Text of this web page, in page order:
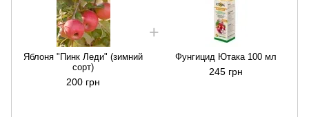
Яблоня "Пинк Леди" (зимний
сорт)
200 грн
Фунгицид Ютака 100 мл
245 грн